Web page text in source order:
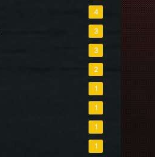
4
3
3
2
1
1
1
1